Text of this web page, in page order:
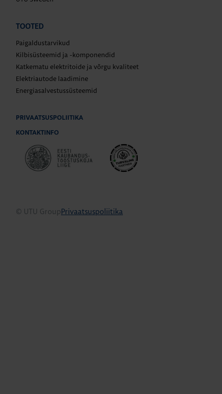
TOOTED
Paigaldustarvikud
Kilbisüsteemid ja -komponendid
Katkematu elektritoide ja võrgu kvaliteet
Elektriautode laadimine
Energiasalvestussüsteemid
PRIVAATSUSPOLIITIKA
KONTAKTINFO
© UTU GroupPrivaatsuspoliitika